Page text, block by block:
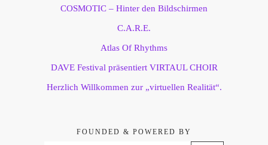
COSMOTIC – Hinter den Bildschirmen
C.A.R.E.
Atlas Of Rhythms
DAVE Festival präsentiert VIRTAUL CHOIR
Herzlich Willkommen zur „virtuellen Realität“.
FOUNDED & POWERED BY